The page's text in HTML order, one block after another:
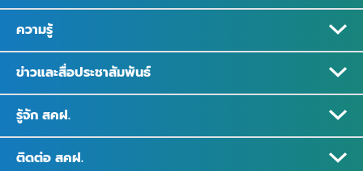
ความรู้
ข่าวและสื่อประชาสัมพันธ์
รู้จัก สคฝ.
ติดต่อ สคฝ.